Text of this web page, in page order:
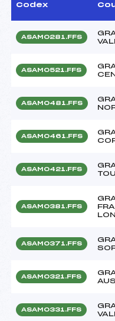
Codex
ASAM0281.FFS
ASAM0521.FFS
ASAM0481.FFS
ASAM0461.FFS
ASAM0421.FFS
ASAM0381.FFS
ASAM0371.FFS
ASAM0321.FFS
ASAM0331.FFS